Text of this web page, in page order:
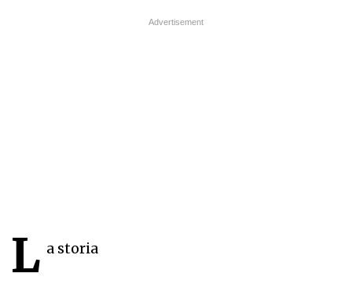
L a storia